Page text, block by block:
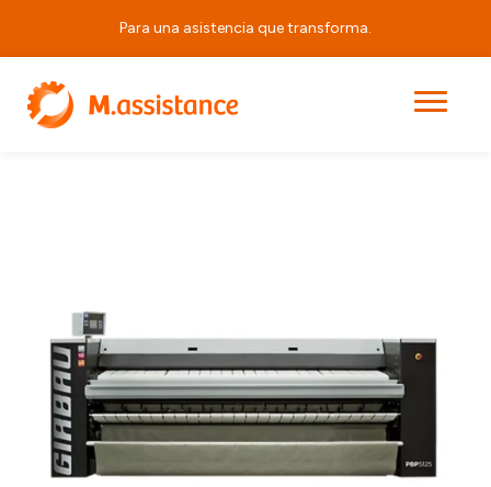
Para una asistencia que transforma.
Principal